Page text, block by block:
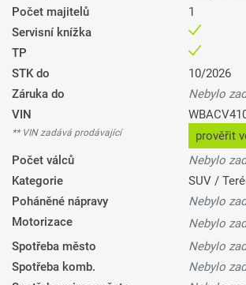
Počet majitelů
1
Servisní knížka
TP
STK do
10/2026
Záruka do
Nebylo
VIN
** VIN zadává prodávající
prověřit
Počet válců
Nebylo
Kategorie
SUV /
Poháněné nápravy
Nebylo
Motorizace
Nebylo
Spotřeba město
Nebylo
Spotřeba komb.
Nebylo